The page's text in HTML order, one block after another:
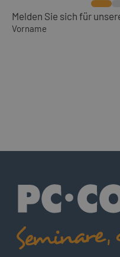
Melden Sie sich für
Vorname